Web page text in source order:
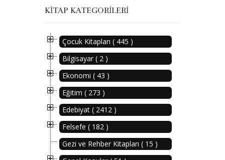
KITAP KATEGORILERI
Çocuk Kitapları ( 445 )
Bilgisayar ( 2 )
Ekonomi ( 43 )
Eğitim ( 273 )
Edebiyat ( 2412 )
Felsefe ( 182 )
Gezi ve Rehber Kitapları ( 15 )